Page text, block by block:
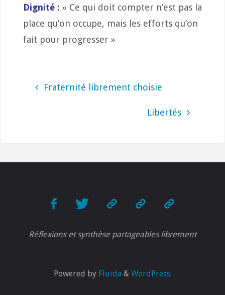
Dignité : « Ce qui doit compter n’est pas la
place qu’on occupe, mais les efforts qu’on
fait pour progresser »
Fraternité librement choisie
Libertés
Réflexions et synthèse partageables librement
Powered byFluida & WordPress.